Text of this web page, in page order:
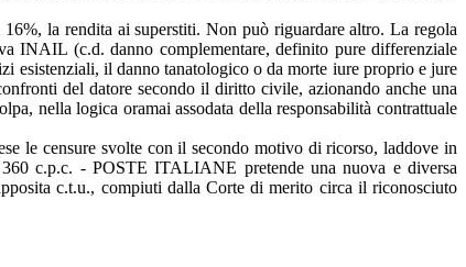
la rendita ai superstiti. Non può riguardare altro. La regola
INAIL (c.d. danno complementare, definito pure differenziale
il danno tanatologico o da morte iure proprio e jure
del datore secondo il diritto civile, azionando anche una
nella logica oramai assodata della responsabilità contrattuale
le censure svolte con il secondo motivo di ricorso, laddove in
c.p.c. - POSTE ITALIANE pretende una nuova e diversa
c.t.u., compiuti dalla Corte di merito circa il riconosciuto